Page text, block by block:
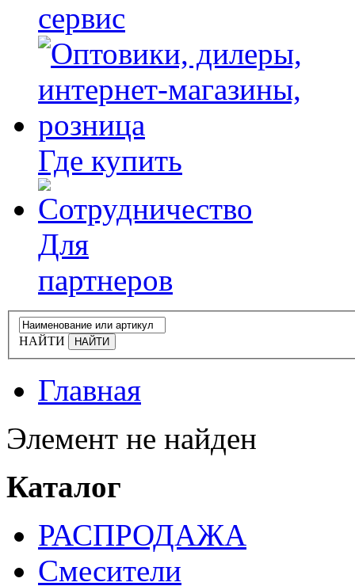
сервис
Где купить
Для
партнеров
НАЙТИ
Главная
Элемент не найден
Каталог
РАСПРОДАЖА
Смесители